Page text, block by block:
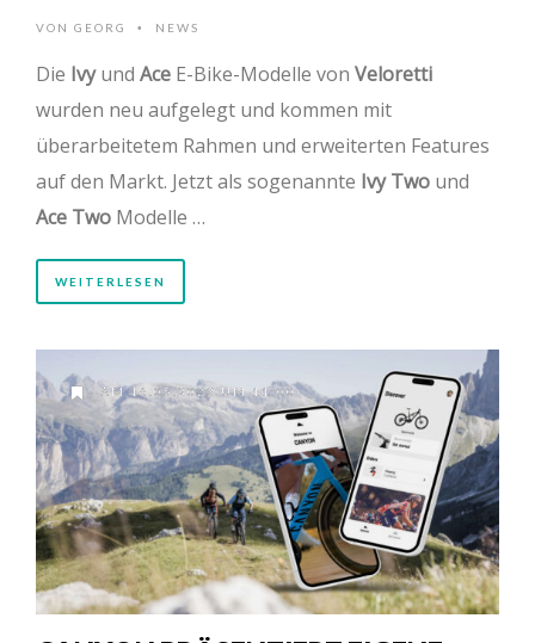
VON GEORG • NEWS
Die Ivyund Ace E-Bike-Modelle von Veloretti
wurden neu aufgelegt und kommen mit
überarbeitetem Rahmen und erweiterten Features
auf den Markt. Jetzt als sogenannte Ivy Two und
Ace Two Modelle …
WEITERLESEN
AM 16.05.2023 UM 11:00